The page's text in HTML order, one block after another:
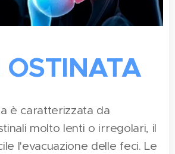
OSTINATA
è caratterizzata da
molto lenti o irregolari, il
l'evacuazione delle feci. Le